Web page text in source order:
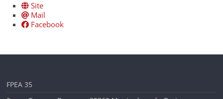
Site
Mail
Facebook
FPEA 35